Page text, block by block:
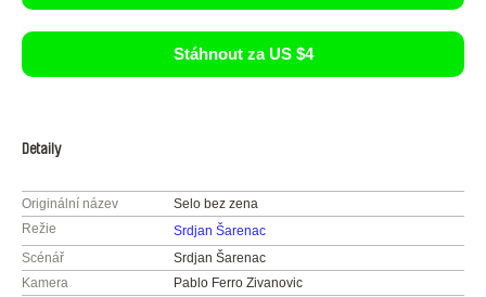
Stáhnout za US $4
Detaily
Originální název
Selo bez zena
Režie
Srdjan Šarenac
Scénář
Srdjan Šarenac
Kamera
Pablo Ferro Zivanovic